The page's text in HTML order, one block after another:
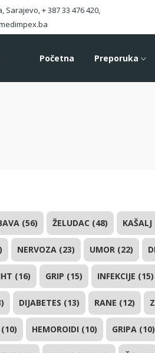
Sarajevo, + 387 33 476 420,
Početna Preporuka
(56) ŽELUDAC (48)
NERVOZA (23) UMOR (22)
(16) GRIP (15) INFEKCIJE (15)
DIJABETES (13) RANE (12)
HEMOROIDI (10) GRIPA (10)